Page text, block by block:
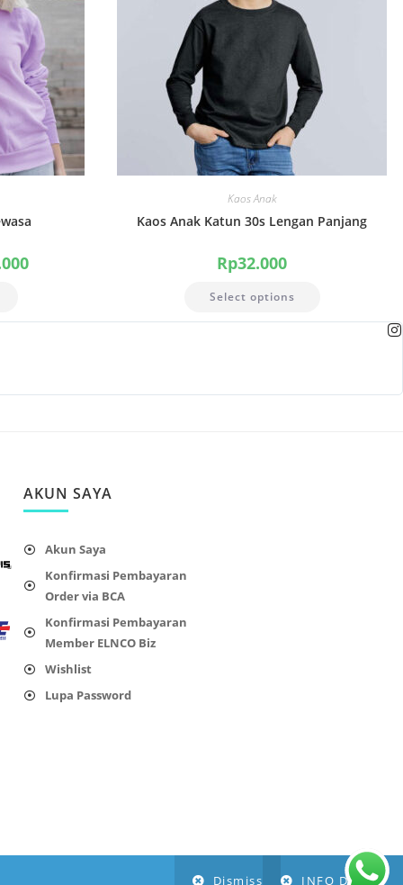
INFO DI SINI
Dismiss
Kaos Anak
Kaos Anak Katun 30s Lengan Panjang
Rp32.000
Select options
AKUN SAYA
Akun Saya
Konfirmasi Pembayaran
Order via BCA
Konfirmasi Pembayaran
Member ELNCO Biz
Wishlist
Lupa Password